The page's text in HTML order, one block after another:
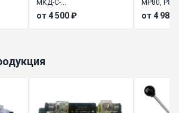
МКД-С-...
от 4 500 ₽
МР80,
от 4 983